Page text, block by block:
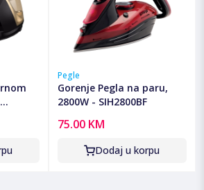
Pegle
Gorenje Pegla na paru,
2800W - SIH2800BF
75.00 KM
Dodaj u korpu